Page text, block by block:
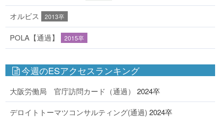
オルビス 2013卒
POLA【通過】 2015卒
今週のESアクセスランキング
大阪労働局 官庁訪問カード（通過） 2024卒
デロイトトーマツコンサルティング(通過) 2024卒